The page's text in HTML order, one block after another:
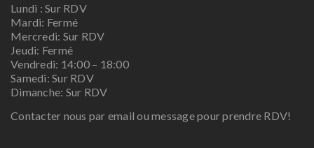
Lundi : Sur RDV
Mardi: Fermé
Mercredi: Sur RDV
Jeudi: Fermé
Vendredi: 14:00 – 18:00
Samedi: Sur RDV
Dimanche: Sur RDV
Contacter nous par email ou message pour prendre RDV!